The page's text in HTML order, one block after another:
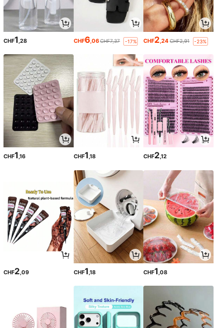
CHF1,28 CHF6,06CHF7,37 -17% CHF2,24 CHF2,91 -23%
CHF1,16 CHF1,18 CHF2,12
CHF2 ,09 CHF1 ,18 CHF1 ,08